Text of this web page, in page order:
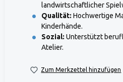
landwirtschaftlicher
Qualität: Hochwertige
Kinderhände.
Sozial: Unterstützt
Atelier.
Zum Merkzettel hinzufügen